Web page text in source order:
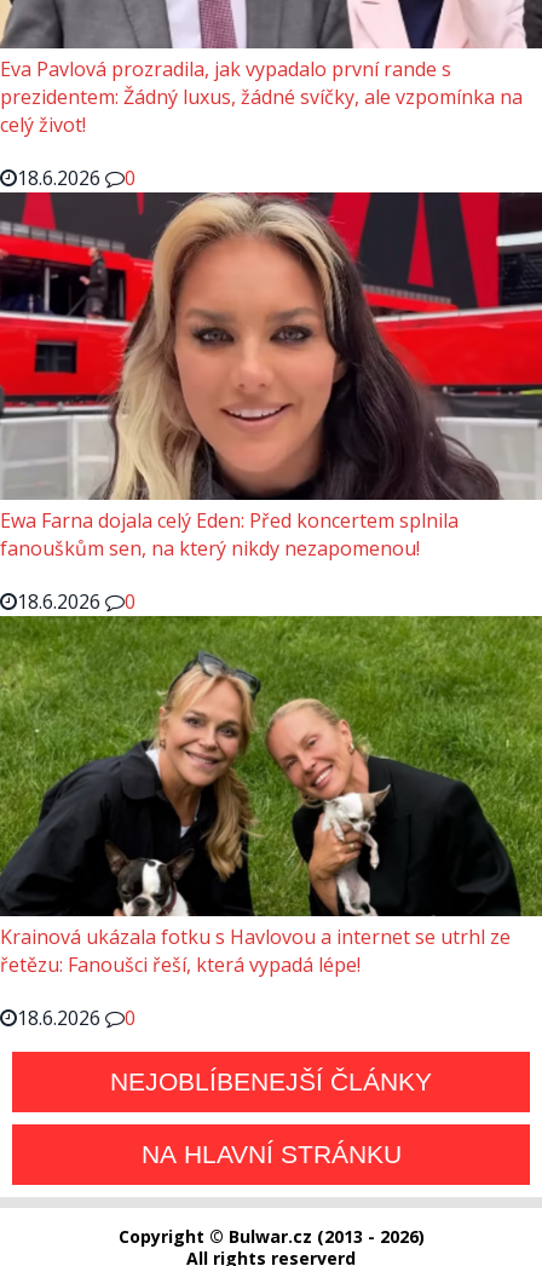
Eva Pavlová prozradila, jak vypadalo první rande s
prezidentem: Žádný luxus, žádné svíčky, ale vzpomínka na
celý život!
18.6.2026
0
Ewa Farna dojala celý Eden: Před koncertem splnila
fanouškům sen, na který nikdy nezapomenou!
18.6.2026
0
Krainová ukázala fotku s Havlovou a internet se utrhl ze
řetězu: Fanoušci řeší, která vypadá lépe!
18.6.2026
0
NEJOBLÍBENEJŠÍ ČLÁNKY
NA HLAVNÍ STRÁNKU
Copyright © Bulwar.cz (2013 - 2026)
All rights reserverd